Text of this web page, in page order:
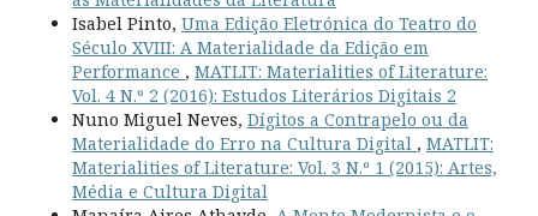
Isabel Pinto, Uma Edição Eletrónica do Teatro do
Século XVIII: A Materialidade da Edição em
Performance , MATLIT: Materialities of Literature:
Vol. 4 N.º 2 (2016): Estudos Literários Digitais 2
Nuno Miguel Neves, Dígitos a Contrapelo ou da
Materialidade do Erro na Cultura Digital , MATLIT:
Materialities of Literature: Vol. 3 N.º 1 (2015): Artes,
Média e Cultura Digital